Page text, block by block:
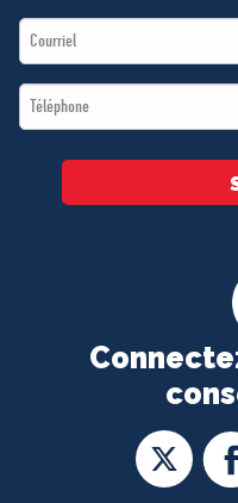
Email
*
Téléphone
*